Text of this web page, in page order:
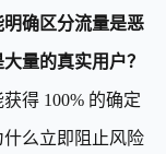
确区分流量是恶
量的真实用户？
得 100% 的确定
么立即阻止风险